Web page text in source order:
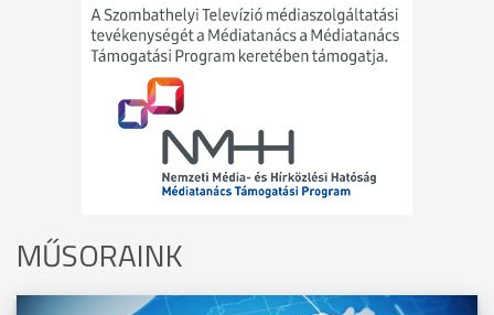
MŰSORAINK